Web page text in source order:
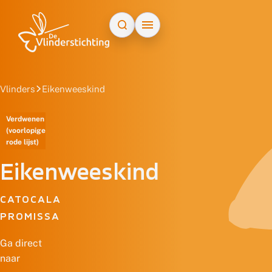
Vlinders Eikenweeskind
Verdwenen
(voorlopige
rode lijst)
Eikenweeskind
CATOCALA
PROMISSA
Ga direct
naar